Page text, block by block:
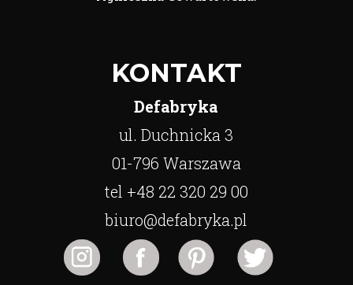
KONTAKT
Defabryka
ul. Duchnicka 3
01-796 Warszawa
tel +48 22 320 29 00
biuro@defabryka.pl